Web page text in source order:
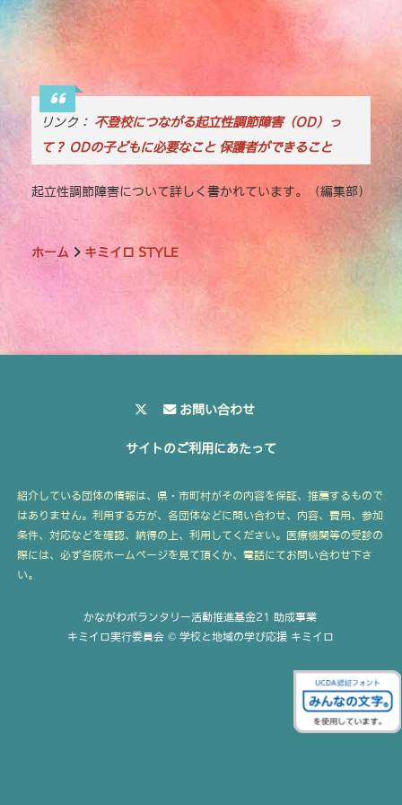
リンク： 不登校につながる起立性調節障害（OD）っ
て？ ODの子どもに必要なこと 保護者ができること
起立性調節障害について詳しく書かれています。（編集部）
ホーム キミイロ STYLE
お問い合わせ
サイトのご利用にあたって
紹介している団体の情報は、県・市町村がその内容を保証、推薦するもので
はありません。利用する方が、各団体などに問い合わせ、内容、費用、参加
条件、対応などを確認、納得の上、利用してください。医療機関等の受診の
際には、必ず各院ホームページを見て頂くか、電話にてお問い合わせ下さ
い。
かながわボランタリー活動推進基金21 助成事業
キミイロ実行委員会 © 学校と地域の学び応援 キミイロ